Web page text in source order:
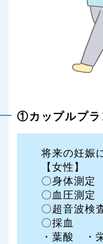
①カップルプラ
将来の妊娠
【女性】
〇身体測定
〇血圧測定
〇超音波検
〇採血
・葉酸 ・